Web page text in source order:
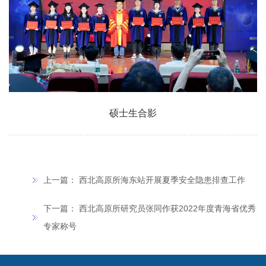
硕士生合影
上一篇： 西北高原所海东站开展夏季安全隐患排查工作
下一篇： 西北高原所研究员张同作获2022年度青海省优秀
专家称号